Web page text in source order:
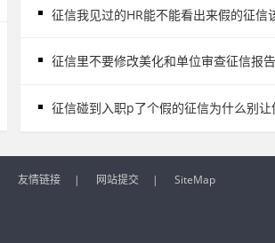
征信我见过的HR能不能看出来假的征信
征信里不要修改美化和单位审查征信报
征信碰到入职p了个假的征信为什么别让
友情链接 | 网站提交 |
SiteMap